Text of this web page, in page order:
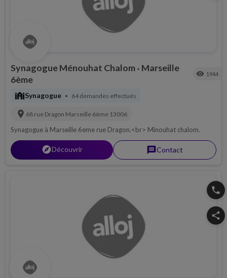
Synagogue Ménouhat Chalom • Marseille
6ème
visibility 1944
synagogueSynagogue • 64 demandes effectués
location_on 68 rue Dragon Marseille 6ème 13006
Synagogue à Marseille 6eme rue Dragon.<br> Minouhat chalom.
explorerDécouvrir messageContact
phone
share